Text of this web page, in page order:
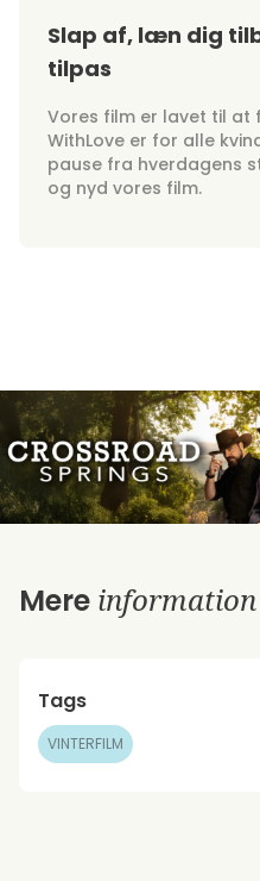
Slap af, læn dig
tilpas
Vores film er lavet til
WithLove er for alle
pause fra hverdagens
og nyd vores film.
Mere information
Tags
VINTERFILM